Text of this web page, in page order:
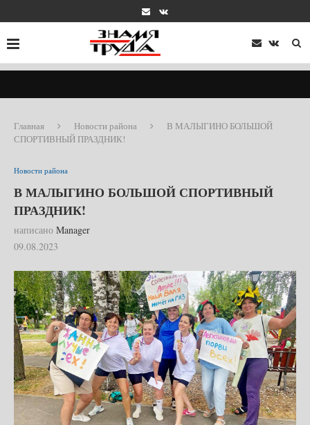
Главная Новости района
В МАЛЫГИНО БОЛЬШОЙ
СПОРТИВНЫЙ ПРАЗДНИК!
Новости района
В МАЛЫГИНО БОЛЬШОЙ СПОРТИВНЫЙ
ПРАЗДНИК!
написано Manager
09.08.2023